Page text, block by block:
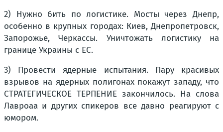
2) Нужно бить по логистике. Мосты через Днепр,
особенно в крупных городах: Киев, Днепропетровск,
Запорожье, Черкассы. Уничтожать логистику на
границе Украины с ЕС.
3) Провести ядерные испытания. Пару красивых
взрывов на ядерных полигонах покажут западу, что
СТРАТЕГИЧЕСКОЕ ТЕРПЕНИЕ закончилось. На слова
Лавроаа и других спикеров все давно реагируют с
юмором.